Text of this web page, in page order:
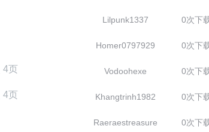
Lilpunk1337 0次下
Homer0797929 0次下
4页 Vodoohexe 0次下
4页 Khangtrinh1982 0次下
Raeraestreasure 0次下